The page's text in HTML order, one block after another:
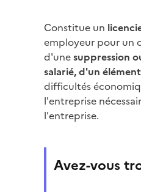
Constitue un
employeur pour un
d'unesuppression
salarié, d'un
difficultés
l'entreprise
l'entreprise.
Avez-vous